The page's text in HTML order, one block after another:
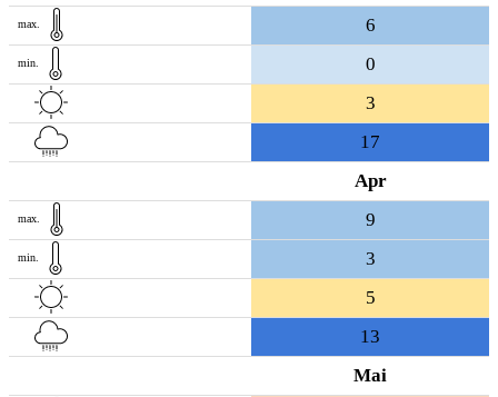
max. 6
min.
0
3
17
Apr
max. 9
min.
3
5
13
Mai